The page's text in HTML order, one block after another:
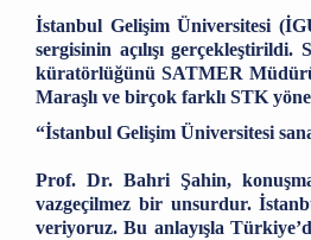
İstanbul Gelişim Üniversitesi
sergisinin açılışı
küratörlüğünü SATMER
Maraşlı ve birçok farklı STK
“İstanbul Gelişim Üniversitesi
Prof. Dr. Bahri Şahin,
vazgeçilmez bir unsurdur.
veriyoruz. Bu anlayışla